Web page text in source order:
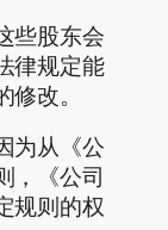
些股东会
律规定能
改。
为从《公
，《公司
规则的权